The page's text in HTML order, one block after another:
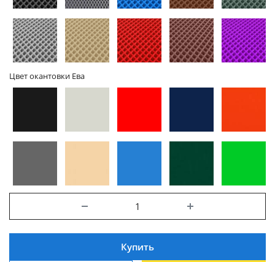
Цвет окантовки Ева
Купить